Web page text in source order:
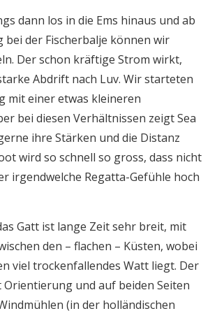
dann los in die Ems hinaus und ab
bei der Fischerbalje können wir
Der schon kräftige Strom wirkt,
Abdrift nach Luv. Wir starteten
mit einer etwas kleineren
bei diesen Verhältnissen zeigt Sea
ihre Stärken und die Distanz
wird so schnell so gross, dass nicht
irgendwelche Regatta-Gefühle hoch
Gatt ist lange Zeit sehr breit, mit
den – flachen – Küsten, wobei
viel trockenfallendes Watt liegt. Der
und auf beiden Seiten
(in der holländischen